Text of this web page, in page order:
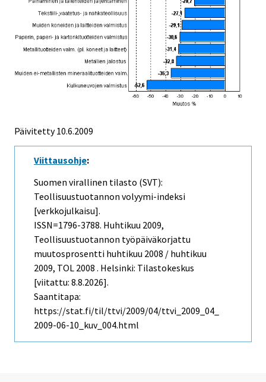
Päivitetty10.6.2009
Viittausohje:
Suomen virallinen tilasto (SVT):
Teollisuustuotannon volyymi-indeksi
[verkkojulkaisu].
ISSN=1796-3788. Huhtikuu 2009,
Teollisuustuotannon työpäiväkorjattu
muutosprosentti huhtikuu 2008 / huhtikuu
2009, TOL 2008 . Helsinki: Tilastokeskus
[viitattu: 8.8.2026].
Saantitapa:
https://stat.fi/til/ttvi/2009/04/ttvi_2009_04_
2009-06-10_kuv_004.html